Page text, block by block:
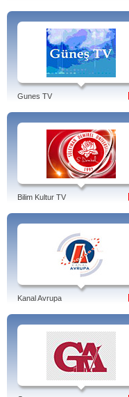
Gunes TV
Bilim Kultur TV
Kanal Avrupa